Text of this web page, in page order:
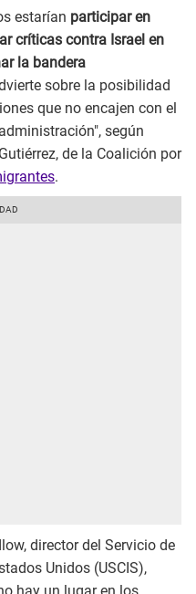
estarían participar en
críticas contra Israel en
la bandera
sobre la posibilidad
que no encajen con el
según
de la Coalición por
.
director del Servicio de
Unidos (USCIS),